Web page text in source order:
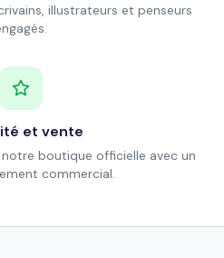
illustrateurs et penseurs
et vente
boutique officielle avec un
commercial.